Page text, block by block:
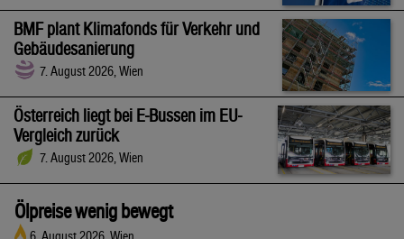
BMF plant Klimafonds für Verkehr und
Gebäudesanierung
7. August 2026, Wien
Österreich liegt bei E-Bussen im EU-
Vergleich zurück
7. August 2026, Wien
Ölpreise wenig bewegt